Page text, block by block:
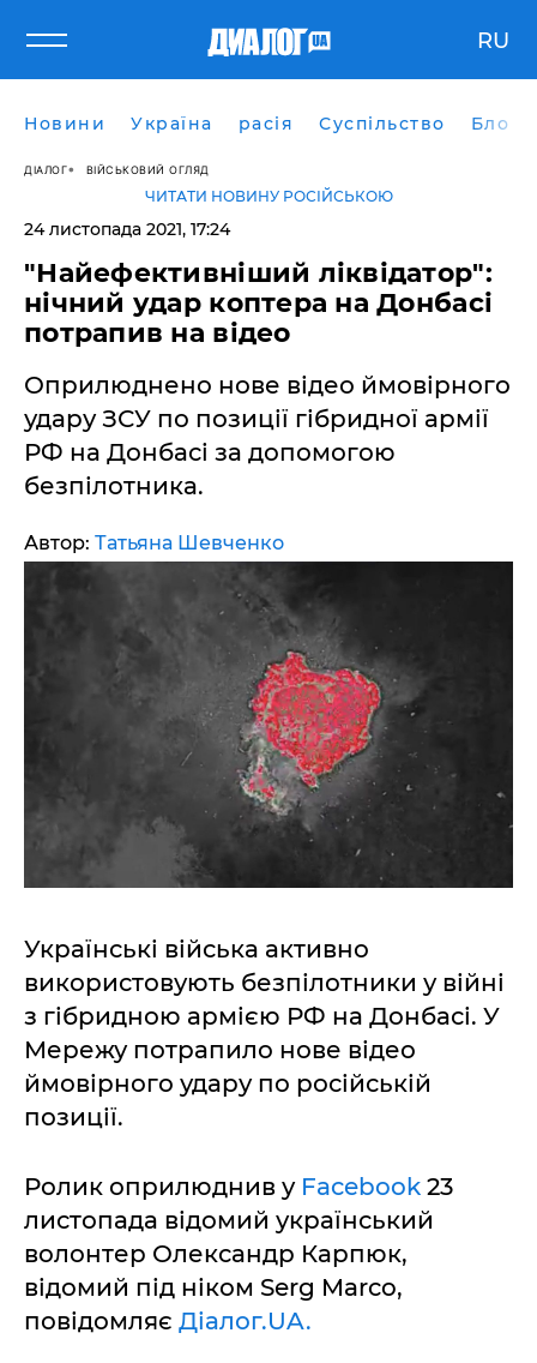
RU
Новини Україна расія Суспільство Блоги
ДІАЛОГ ВІЙСЬКОВИЙ ОГЛЯД
ЧИТАТИ НОВИНУ РОСІЙСЬКОЮ
24 листопада 2021, 17:24
"Найефективніший ліквідатор":
нічний удар коптера на Донбасі
потрапив на відео
Оприлюднено нове відео ймовірного
удару ЗСУ по позиції гібридної армії
РФ на Донбасі за допомогою
безпілотника.
Автор: Татьяна Шевченко
Українські війська активно
використовують безпілотники у війні
з гібридною армією РФ на Донбасі. У
Мережу потрапило нове відео
ймовірного удару по російській
позиції.
Ролик оприлюднив у Facebook 23
листопада відомий український
волонтер Олександр Карпюк,
відомий під ніком Serg Marco,
повідомляє Діалог.UA.